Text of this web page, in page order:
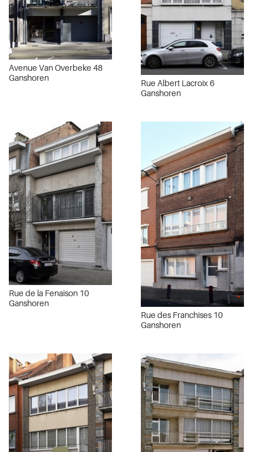
Avenue Van Overbeke 48
Ganshoren
Rue Albert Lacroix 6
Ganshoren
Rue de la Fenaison 10
Ganshoren
Rue des Franchises 10
Ganshoren